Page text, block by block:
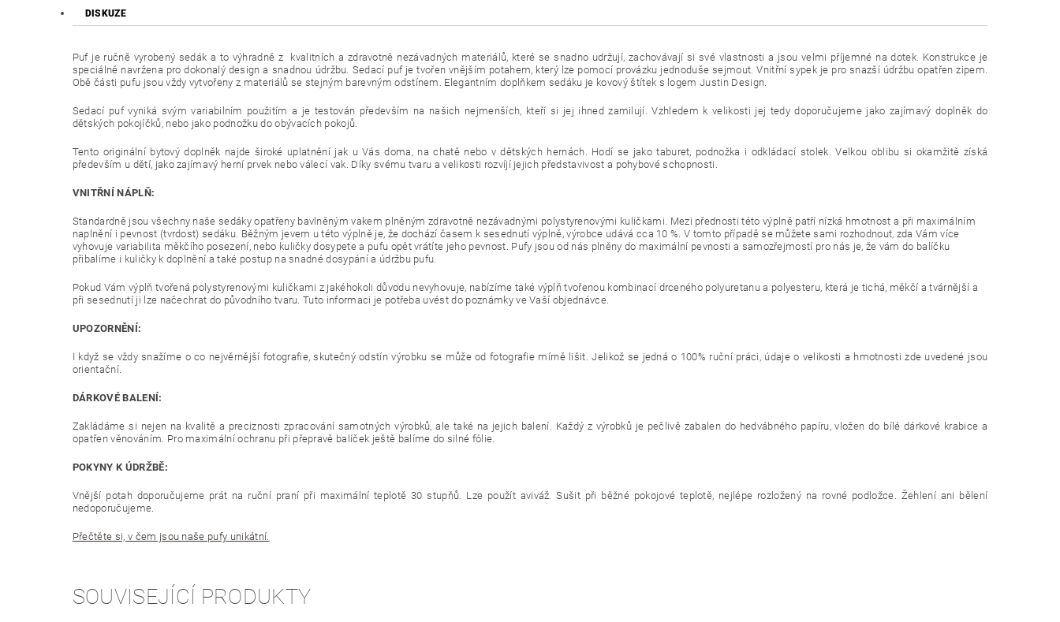
DISKUZE
Puf je ručně vyrobený sedák a to výhradně z kvalitních a zdravotně nezávadných materiálů, které se snadno udržují, zachovávají si své vlastnosti a jsou velmi příjemné na dotek. Konstrukce je
speciálně navržena pro dokonalý design a snadnou údržbu. Sedací puf je tvořen vnějším potahem, který lze pomocí provázku jednoduše sejmout. Vnitřní sypek je pro snazší údržbu opatřen zipem.
Obě části pufu jsou vždy vytvořeny z materiálů se stejným barevným odstínem. Elegantním doplňkem sedáku je kovový štítek s logem Justin Design.
Sedací puf vyniká svým variabilním použitím a je testován především na našich nejmenších, kteří si jej ihned zamilují. Vzhledem k velikosti jej tedy doporučujeme jako zajímavý doplněk do
dětských pokojíčků, nebo jako podnožku do obývacích pokojů.
Tento originální bytový doplněk najde široké uplatnění jak u Vás doma, na chatě nebo v dětských hernách. Hodí se jako taburet, podnožka i odkládací stolek. Velkou oblibu si okamžitě získá
především u dětí, jako zajímavý herní prvek nebo válecí vak. Díky svému tvaru a velikosti rozvíjí jejich představivost a pohybové schopnosti.
VNITŘNÍ NÁPLŇ:
Standardně jsou všechny naše sedáky opatřeny bavlněným vakem plněným zdravotně nezávadnými polystyrenovými kuličkami. Mezi přednosti této výplně patří nízká hmotnost a při maximálním
naplnění i pevnost (tvrdost) sedáku. Běžným jevem u této výplně je, že dochází časem k sesednutí výplně, výrobce udává cca 10 %. V tomto případě se můžete sami rozhodnout, zda Vám více
vyhovuje variabilita měkčího posezení, nebo kuličky dosypete a pufu opět vrátíte jeho pevnost. Pufy jsou od nás plněny do maximální pevnosti a samozřejmostí pro nás je, že vám do balíčku
přibalíme i kuličky k doplnění a také postup na snadné dosypání a údržbu pufu.
Pokud Vám výplň tvořená polystyrenovými kuličkami z jakéhokoli důvodu nevyhovuje, nabízíme také výplň tvořenou kombinací drceného polyuretanu a polyesteru, která je tichá, měkčí a tvárnější a
při sesednutí ji lze načechrat do původního tvaru. Tuto informaci je potřeba uvést do poznámky ve Vaší objednávce.
UPOZORNĚNÍ:
I když se vždy snažíme o co nejvěrnější fotografie, skutečný odstín výrobku se může od fotografie mírně lišit. Jelikož se jedná o 100% ruční práci, údaje o velikosti a hmotnosti zde uvedené jsou
orientační.
DÁRKOVÉ BALENÍ:
Zakládáme si nejen na kvalitě a preciznosti zpracování samotných výrobků, ale také na jejich balení. Každý z výrobků je pečlivě zabalen do hedvábného papíru, vložen do bílé dárkové krabice a
opatřen věnováním. Pro maximální ochranu při přepravě balíček ještě balíme do silné fólie.
POKYNY K ÚDRŽBĚ:
Vnější potah doporučujeme prát na ruční praní při maximální teplotě 30 stupňů. Lze použít aviváž. Sušit při běžné pokojové teplotě, nejlépe rozložený na rovné podložce. Žehlení ani bělení
nedoporučujeme.
Přečtěte si, v čem jsou naše pufy unikátní.
SOUVISEJÍCÍ PRODUKTY